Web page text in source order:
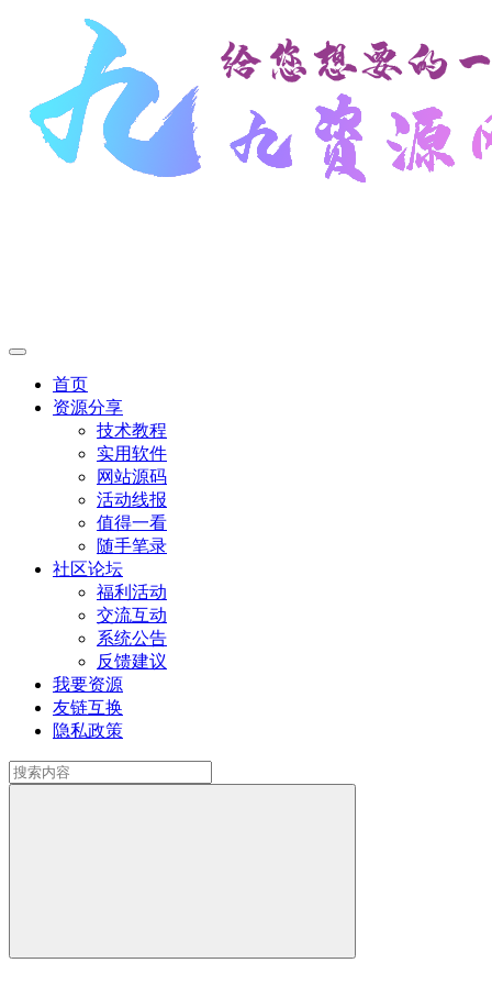
首页
资源分享
技术教程
实用软件
网站源码
活动线报
值得一看
随手笔录
社区论坛
福利活动
交流互动
系统公告
反馈建议
我要资源
友链互换
隐私政策